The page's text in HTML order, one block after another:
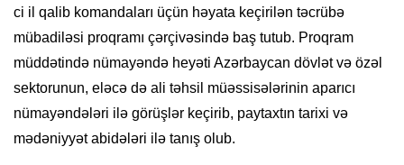
ci il qalib komandaları üçün həyata keçirilən təcrübə
mübadiləsi proqramı çərçivəsində baş tutub. Proqram
müddətində nümayəndə heyəti Azərbaycan dövlət və özəl
sektorunun, eləcə də ali təhsil müəssisələrinin aparıcı
nümayəndələri ilə görüşlər keçirib, paytaxtın tarixi və
mədəniyyət abidələri ilə tanış olub.